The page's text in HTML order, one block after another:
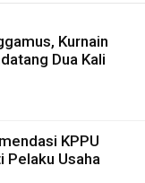
Kurnain
Dua Kali
KPPU
Pelaku Usaha